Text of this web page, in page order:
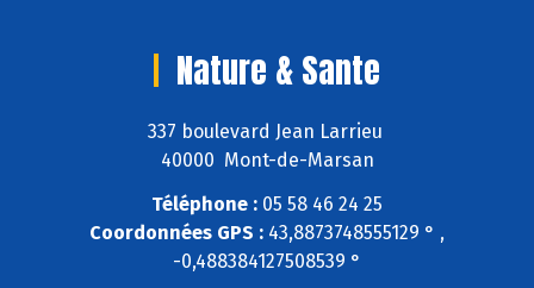
Nature & Sante
337 boulevard Jean Larrieu
40000 Mont-de-Marsan
Téléphone : 05 58 46 24 25
Coordonnées GPS : 43,8873748555129 ° ,
-0,488384127508539 °